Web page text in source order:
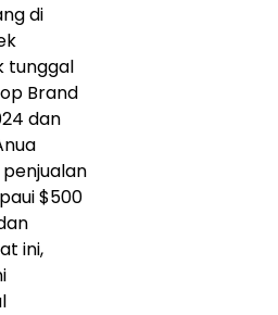
di
tunggal
Brand
dan
$500
ini,